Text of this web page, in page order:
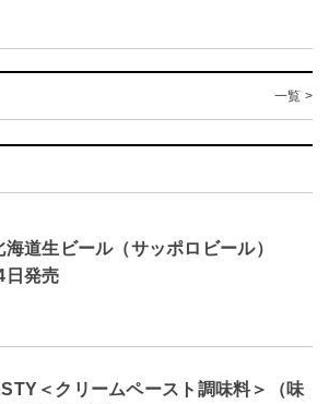
一覧 >
道生ビール（サッポロビール）
日発売
＜クリームペースト調味料＞（味